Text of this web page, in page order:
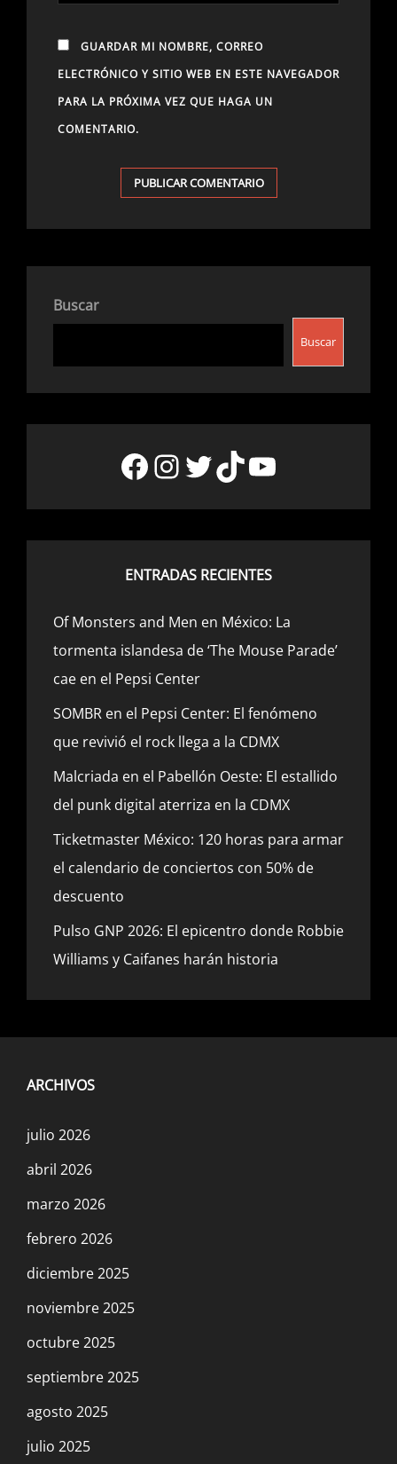
GUARDAR MI NOMBRE, CORREO
ELECTRÓNICO Y SITIO WEB EN ESTE NAVEGADOR
PARA LA PRÓXIMA VEZ QUE HAGA UN
COMENTARIO.
Buscar
Buscar
Facebook
Instagram
Twitter
TikTok
YouTube
ENTRADAS RECIENTES
Of Monsters and Men en México: La
tormenta islandesa de ‘The Mouse Parade’
cae en el Pepsi Center
SOMBR en el Pepsi Center: El fenómeno
que revivió el rock llega a la CDMX
Malcriada en el Pabellón Oeste: El estallido
del punk digital aterriza en la CDMX
Ticketmaster México: 120 horas para armar
el calendario de conciertos con 50% de
descuento
Pulso GNP 2026: El epicentro donde Robbie
Williams y Caifanes harán historia
ARCHIVOS
julio 2026
abril 2026
marzo 2026
febrero 2026
diciembre 2025
noviembre 2025
octubre 2025
septiembre 2025
agosto 2025
julio 2025